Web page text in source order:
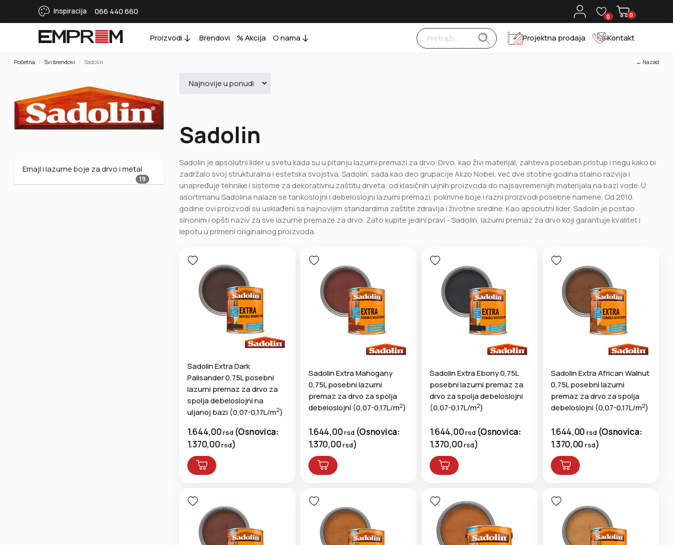
Inspiracija 066 440 660
0 0
Proizvodi Brendovi % Akcija O nama Projektna prodaja Kontakt
Početna Svi brendovi Sadolin ← Nazad
Emajl i lazurne boje za drvo i metal
19
Sadolin
Sadolin je apsolutni lider u svetu kada su u pitanju lazurni premazi za drvo. Drvo, kao živi materijal, zahteva poseban pristup i negu kako bi
zadržalo svoj strukturalna i estetska svojstva. Sadolin, sada kao deo grupacije Akzo Nobel, već dve stotine godina stalno razvija i
unapređuje tehnike i sisteme za dekorativnu zaštitu drveta, od klasičnih uljnih proizvoda do najsavremenijih materijala na bazi vode. U
asortimanu Sadolina nalaze se tankoslojni i debeloslojni lazurni premazi, pokrivne boje i razni proizvodi posebne namene. Od 2010.
godine ovi proizvodi su usklađeni sa najnovijim standardima zaštite zdravlja i životne sredine. Kao apsolutni lider, Sadolin je postao
sinonim i opšti naziv za sve lazurne premaze za drvo. Zato kupite jedini pravi - Sadolin, lazurni premaz za drvo koji garantuje kvalitet i
lepotu u primeni originalnog proizvoda.
Sadolin Extra Dark
Palisander 0,75L posebni
lazurni premaz za drvo za
spolja debeloslojni na
uljanoj bazi (0,07-0,17L/m2)
1.644,00rsd (Osnovica:
1.370,00rsd)
Sadolin Extra Mahogany
0,75L posebni lazurni
premaz za drvo za spolja
debeloslojni (0,07-0,17L/m2)
1.644,00rsd (Osnovica:
1.370,00rsd)
Sadolin Extra Ebony 0,75L
posebni lazurni premaz za
drvo za spolja debeloslojni
(0,07-0,17L/m2)
1.644,00rsd (Osnovica:
1.370,00rsd)
Sadolin Extra African Walnut
0,75L posebni lazurni
premaz za drvo za spolja
debeloslojni (0,07-0,17L/m2)
1.644,00 rsd (Osnovica:
1.370,00 rsd)